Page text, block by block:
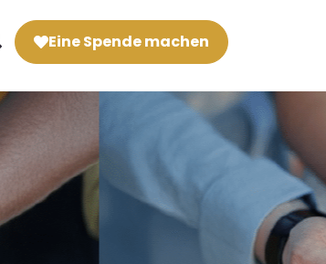
Eine Spende machen